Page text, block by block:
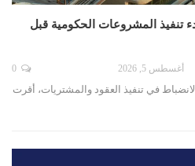
تنفيذ المشروعات الحكومية قبل
أغسطس 5, 2026
في تنفيذ العقود والمشتريات، أقرت